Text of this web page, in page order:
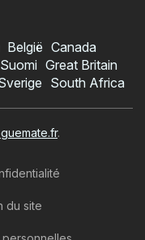
België Canada
Suomi Great Britain
South Africa
.
du site